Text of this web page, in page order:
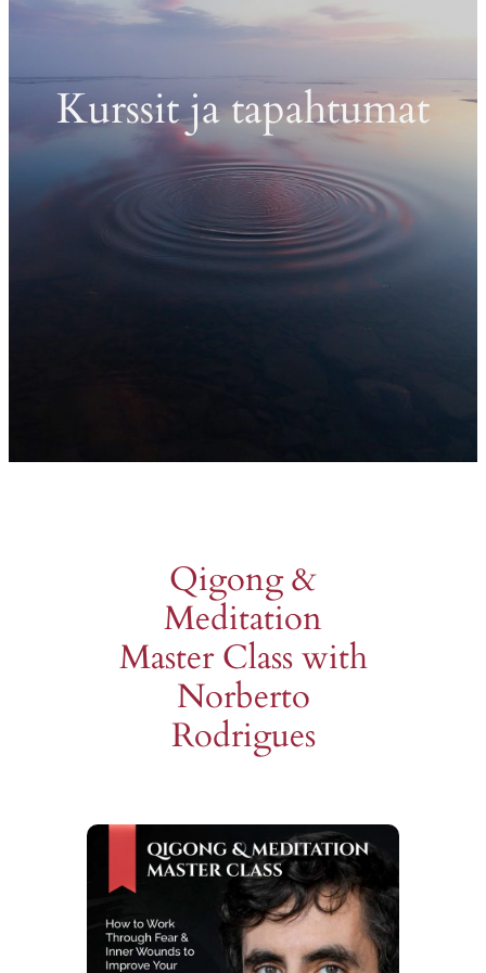
Kurssit ja tapahtumat
Qigong &
Meditation
Master Class with
Norberto
Rodrigues